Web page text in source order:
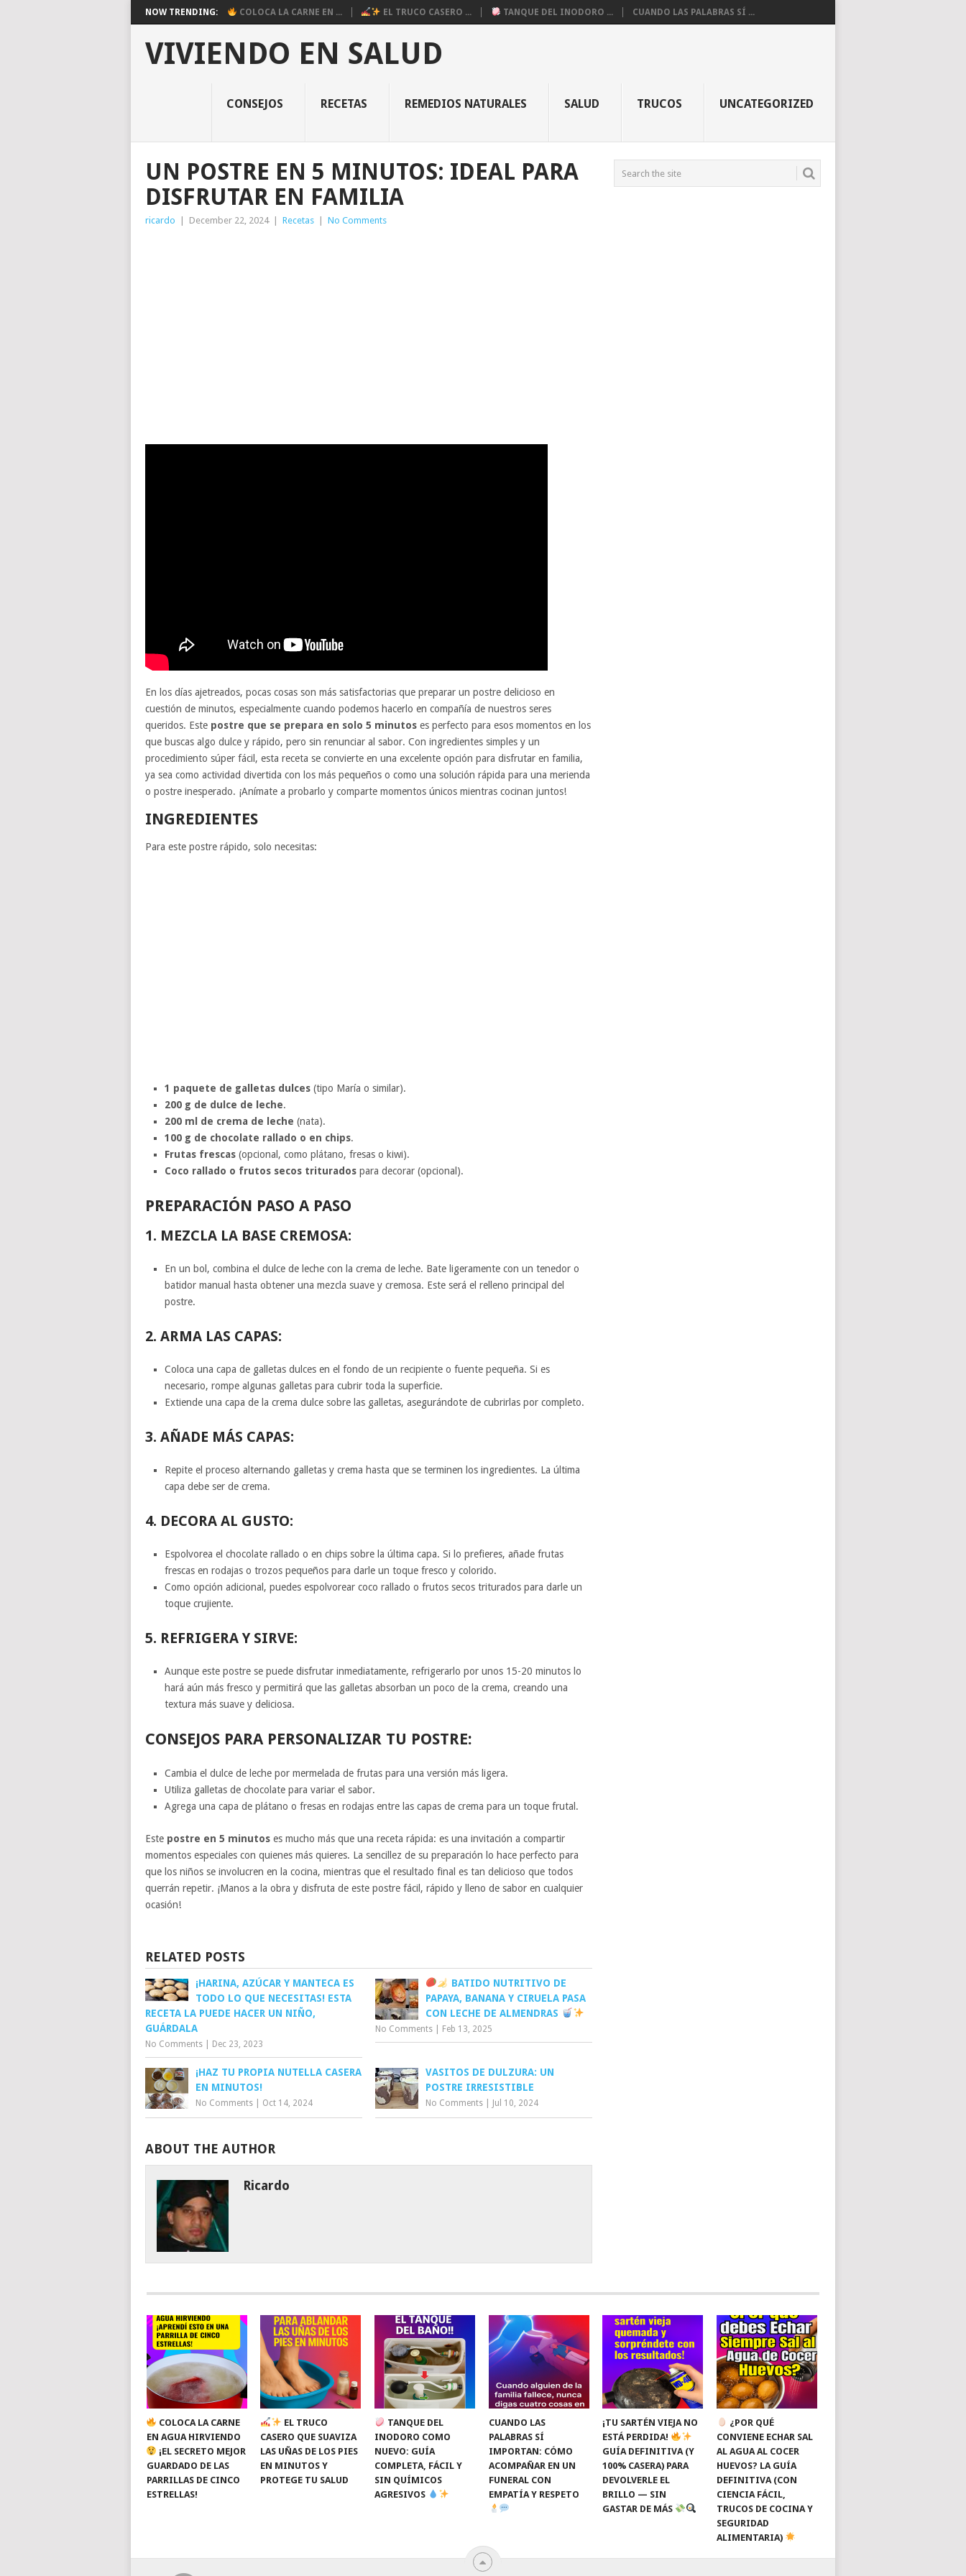
NOW TRENDING: COLOCA LA CARNE EN ... EL TRUCO CASERO ... TANQUE DEL INODORO ... CUANDO LAS PALABRAS SÍ ...
VIVIENDO EN SALUD
CONSEJOS RECETAS REMEDIOS NATURALES SALUD TRUCOS UNCATEGORIZED
UN POSTRE EN 5 MINUTOS: IDEAL PARA
DISFRUTAR EN FAMILIA
ricardo December 22, 2024 Recetas No Comments
En los días ajetreados, pocas cosas son más satisfactorias que preparar un postre delicioso en
cuestión de minutos, especialmente cuando podemos hacerlo en compañía de nuestros seres
queridos. Este postre que se prepara en solo 5 minutos es perfecto para esos momentos en los
que buscas algo dulce y rápido, pero sin renunciar al sabor. Con ingredientes simples y un
procedimiento súper fácil, esta receta se convierte en una excelente opción para disfrutar en familia,
ya sea como actividad divertida con los más pequeños o como una solución rápida para una merienda
o postre inesperado. ¡Anímate a probarlo y comparte momentos únicos mientras cocinan juntos!
INGREDIENTES
Para este postre rápido, solo necesitas:
1 paquete de galletas dulces(tipo María o similar).
200 g de dulce de leche.
200 ml de crema de leche (nata).
100 g de chocolate rallado o en chips.
Frutas frescas(opcional, como plátano, fresas o kiwi).
Coco rallado o frutos secos trituradospara decorar (opcional).
PREPARACIÓN PASO A PASO
1. MEZCLA LA BASE CREMOSA:
En un bol, combina el dulce de leche con la crema de leche. Bate ligeramente con un tenedor o
batidor manual hasta obtener una mezcla suave y cremosa. Este será el relleno principal del
postre.
2. ARMA LAS CAPAS:
Coloca una capa de galletas dulces en el fondo de un recipiente o fuente pequeña. Si es
necesario, rompe algunas galletas para cubrir toda la superficie.
Extiende una capa de la crema dulce sobre las galletas, asegurándote de cubrirlas por completo.
3. AÑADE MÁS CAPAS:
Repite el proceso alternando galletas y crema hasta que se terminen los ingredientes. La última
capa debe ser de crema.
4. DECORA AL GUSTO:
Espolvorea el chocolate rallado o en chips sobre la última capa. Si lo prefieres, añade frutas
frescas en rodajas o trozos pequeños para darle un toque fresco y colorido.
Como opción adicional, puedes espolvorear coco rallado o frutos secos triturados para darle un
toque crujiente.
5. REFRIGERA Y SIRVE:
Aunque este postre se puede disfrutar inmediatamente, refrigerarlo por unos 15-20 minutos lo
hará aún más fresco y permitirá que las galletas absorban un poco de la crema, creando una
textura más suave y deliciosa.
CONSEJOS PARA PERSONALIZAR TU POSTRE:
Cambia el dulce de leche por mermelada de frutas para una versión más ligera.
Utiliza galletas de chocolate para variar el sabor.
Agrega una capa de plátano o fresas en rodajas entre las capas de crema para un toque frutal.
Este postre en 5 minutos es mucho más que una receta rápida: es una invitación a compartir
momentos especiales con quienes más quieres. La sencillez de su preparación lo hace perfecto para
que los niños se involucren en la cocina, mientras que el resultado final es tan delicioso que todos
querrán repetir. ¡Manos a la obra y disfruta de este postre fácil, rápido y lleno de sabor en cualquier
ocasión!
RELATED POSTS
¡HARINA, AZÚCAR Y MANTECA ES
TODO LO QUE NECESITAS! ESTA
RECETA LA PUEDE HACER UN NIÑO,
GUÁRDALA
No Comments Dec 23, 2023
BATIDO NUTRITIVO DE
PAPAYA, BANANA Y CIRUELA PASA
CON LECHE DE ALMENDRAS
No Comments Feb 13, 2025
¡HAZ TU PROPIA NUTELLA CASERA
EN MINUTOS!
No Comments Oct 14, 2024
VASITOS DE DULZURA: UN
POSTRE IRRESISTIBLE
No Comments Jul 10, 2024
ABOUT THE AUTHOR
Ricardo
COLOCA LA CARNE
EN AGUA HIRVIENDO
¡EL SECRETO MEJOR
GUARDADO DE LAS
PARRILLAS DE CINCO
ESTRELLAS!
EL TRUCO
CASERO QUE SUAVIZA
LAS UÑAS DE LOS PIES
EN MINUTOS Y
PROTEGE TU SALUD
TANQUE DEL
INODORO COMO
NUEVO: GUÍA
COMPLETA, FÁCIL Y
SIN QUÍMICOS
AGRESIVOS
CUANDO LAS
PALABRAS SÍ
IMPORTAN: CÓMO
ACOMPAÑAR EN UN
FUNERAL CON
EMPATÍA Y RESPETO
¡TU SARTÉN VIEJA NO
ESTÁ PERDIDA!
GUÍA DEFINITIVA (Y
100% CASERA) PARA
DEVOLVERLE EL
BRILLO — SIN
GASTAR DE MÁS
¿POR QUÉ
CONVIENE ECHAR SAL
AL AGUA AL COCER
HUEVOS? LA GUÍA
DEFINITIVA (CON
CIENCIA FÁCIL,
TRUCOS DE COCINA Y
SEGURIDAD
ALIMENTARIA)